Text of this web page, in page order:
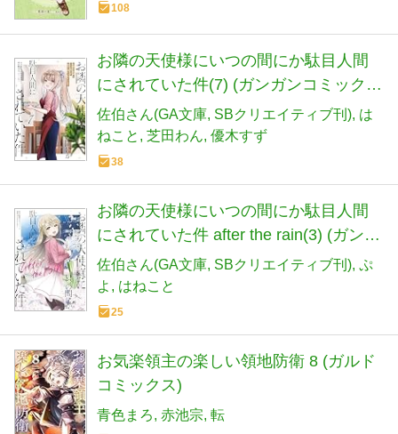
108
お隣の天使様にいつの間にか駄目人間
にされていた件(7) (ガンガンコミックス
UP!)
佐伯さん(GA文庫 SBクリエイティブ刊) は
ねこと
芝田わん 優木すず
38
お隣の天使様にいつの間にか駄目人間
にされていた件 after the rain(3) (ガンガ
ンコミックスUP!)
佐伯さん(GA文庫 SBクリエイティブ刊) ぷ
よ
はねこと
25
お気楽領主の楽しい領地防衛 8 (ガルド
コミックス)
青色まろ 赤池宗 転